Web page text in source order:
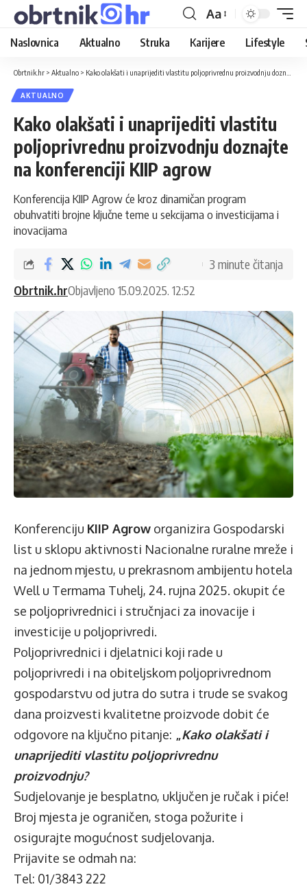
Aa
Naslovnica Aktualno Struka Karijere Lifestyle
Obrtnik.hr > Aktualno > Kako olakšati i unaprijediti vlastitu poljoprivrednu proizvodnju doznajte na konferenciji KIIP agrow
AKTUALNO
Kako olakšati i unaprijediti vlastitu
poljoprivrednu proizvodnju doznajte
na konferenciji KIIP agrow
Konferencija KIIP Agrow će kroz dinamičan program
obuhvatiti brojne ključne teme u sekcijama o investicijama i
inovacijama
Obrtnik.hrObjavljeno 15.09.2025. 12:52
3 minute čitanja
Konferenciju KIIP Agrow organizira Gospodarski
list u sklopu aktivnosti Nacionalne ruralne mreže i
na jednom mjestu, u prekrasnom ambijentu hotela
Well u Termama Tuhelj, 24. rujna 2025. okupit će
se poljoprivrednici i stručnjaci za inovacije i
investicije u poljoprivredi.
Poljoprivrednici i djelatnici koji rade u
poljoprivredi i na obiteljskom poljoprivrednom
gospodarstvu od jutra do sutra i trude se svakog
dana proizvesti kvalitetne proizvode dobit će
odgovore na ključno pitanje: „Kako olakšati i
unaprijediti vlastitu poljoprivrednu
proizvodnju?
Sudjelovanje je besplatno, uključen je ručak i piće!
Broj mjesta je ograničen, stoga požurite i
osigurajte mogućnost sudjelovanja.
Prijavite se odmah na:
Tel: 01/3843 222